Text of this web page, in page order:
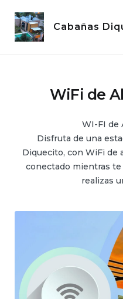
content
Cabañas
WiFi de
WI-FI de
Disfruta de una
Diquecito, con WiFi de
conectado mientras te
realizas